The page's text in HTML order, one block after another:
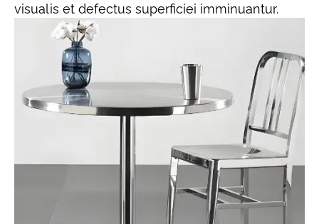
visualis et defectus superficiei imminuantur.